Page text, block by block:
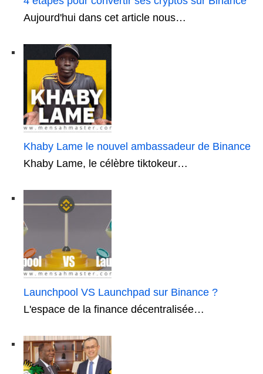
Aujourd'hui dans cet article nous…
Khaby Lame le nouvel ambassadeur de Binance
Khaby Lame, le célèbre tiktokeur…
Launchpool VS Launchpad sur Binance ?
L'espace de la finance décentralisée…